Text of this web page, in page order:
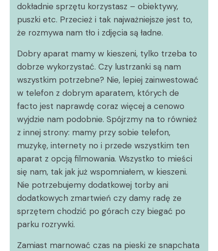
dokładnie sprzętu korzystasz – obiektywy,
puszki etc. Przecież i tak najważniejsze jest to,
że rozmywa nam tło i zdjęcia są ładne.
Dobry aparat mamy w kieszeni, tylko trzeba to
dobrze wykorzystać. Czy lustrzanki są nam
wszystkim potrzebne? Nie, lepiej zainwestować
w telefon z dobrym aparatem, których de
facto jest naprawdę coraz więcej a cenowo
wyjdzie nam podobnie. Spójrzmy na to również
z innej strony: mamy przy sobie telefon,
muzykę, internety no i przede wszystkim ten
aparat z opcją filmowania. Wszystko to mieści
się nam, tak jak już wspomniałem, w kieszeni.
Nie potrzebujemy dodatkowej torby ani
dodatkowych zmartwień czy damy radę ze
sprzętem chodzić po górach czy biegać po
parku rozrywki.
Zamiast marnować czas na pieski ze snapchata